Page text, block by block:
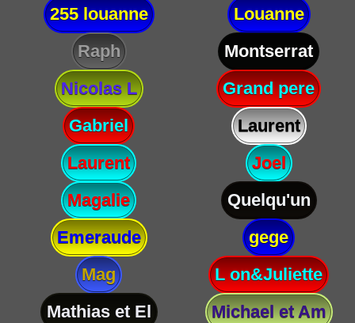
255 louanne
Louanne
Raph
Montserrat
Nicolas L
Grand pere
Gabriel
Laurent
Laurent
Joel
Magalie
Quelqu'un
Emeraude
gege
Mag
L on&Juliette
Mathias et El
Michael et Am